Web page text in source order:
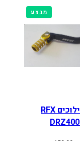
מבצעמוצרים
במבצע
רגלית הילוכים RFX